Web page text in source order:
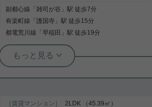
備え付けられているので、衣類や日用品の収納に重
宝します。共用部には宅配ボックスが備え付けられ
とができます。エアコン付きなので、室内の温度調
整が簡単です。文京区エリアや有楽町線江戸川橋付
近での住まい選びは、当社にお任せください。当社
でなら、お客様に合ったお部屋がきっと見つかりま
詳細を見る
です。 是非一度ご覧下さい。
詳細を見る
副都心線 「雑司が谷 」駅 徒歩7分
有楽町線 「護国寺 」駅 徒歩15分
都電荒川線 「早稲田 」駅 徒歩19分
テライト 板東翔
【目白台の閑静な高台に佇む】コンク
派に人気のコンクリート打ち放しの外観デザイン。
［賃貸マンション］ 2LDK （45.39㎡）